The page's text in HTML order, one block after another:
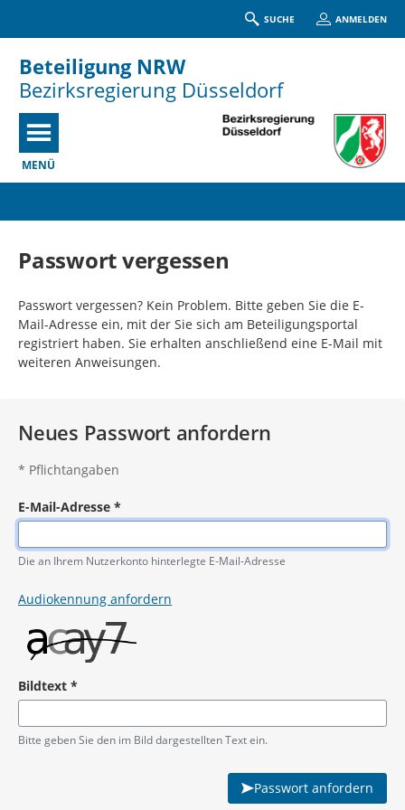
SUCHE ANMELDEN
Beteiligung NRW
Bezirksregierung Düsseldorf
MENÜ
Passwort vergessen
Passwort vergessen? Kein Problem. Bitte geben Sie die E-
Mail-Adresse ein, mit der Sie sich am Beteiligungsportal
registriert haben. Sie erhalten anschließend eine E-Mail mit
weiteren Anweisungen.
Neues Passwort anfordern
* Pflichtangaben
E-Mail-Adresse *
Pflichtangabe
Die an Ihrem Nutzerkonto hinterlegte E-Mail-Adresse
Audiokennung anfordern
Bildtext *
Pflichtangabe
Bitte geben Sie den im Bild dargestellten Text ein.
Passwort anfordern